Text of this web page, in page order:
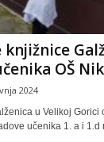
OŠ
2024
u Velikoj Gorici
učenika 1. a i 1.d